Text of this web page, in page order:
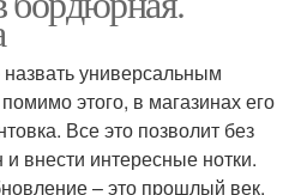
универсальным
этого, в магазинах его
Все это позволит без
внести интересные нотки.
– это прошлый век.